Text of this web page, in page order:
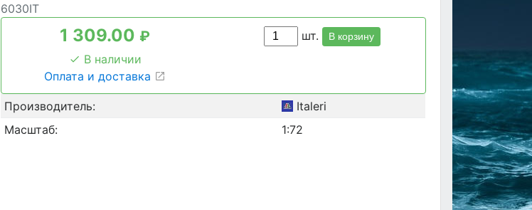
6030IT
1 309.00 ₽
В наличии
Оплата и доставка
шт. В корзину
Производитель:
Italeri
Масштаб:
1:72